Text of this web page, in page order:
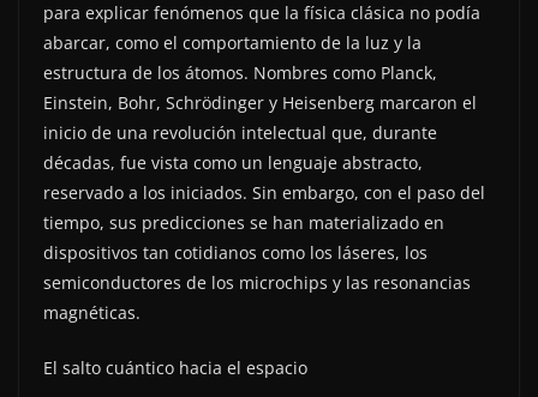
para explicar fenómenos que la física clásica no podía
abarcar, como el comportamiento de la luz y la
estructura de los átomos. Nombres como Planck,
Einstein, Bohr, Schrödinger y Heisenberg marcaron el
inicio de una revolución intelectual que, durante
décadas, fue vista como un lenguaje abstracto,
reservado a los iniciados. Sin embargo, con el paso del
tiempo, sus predicciones se han materializado en
dispositivos tan cotidianos como los láseres, los
semiconductores de los microchips y las resonancias
magnéticas.
El salto cuántico hacia el espacio